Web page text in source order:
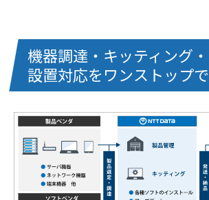
機器調達・キッティング・
設置対応をワンストップで